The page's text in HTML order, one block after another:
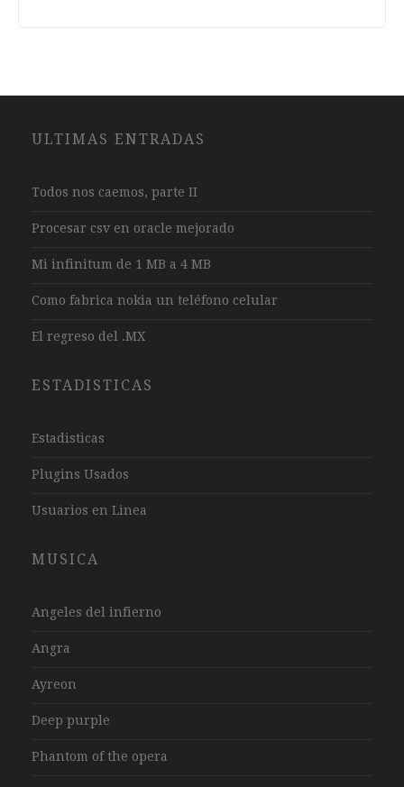
ULTIMAS ENTRADAS
Todos nos caemos, parte II
Procesar csv en oracle mejorado
Mi infinitum de 1 MB a 4 MB
Como fabrica nokia un teléfono celular
El regreso del .MX
ESTADISTICAS
Estadisticas
Plugins Usados
Usuarios en Linea
MUSICA
Angeles del infierno
Angra
Ayreon
Deep purple
Phantom of the opera